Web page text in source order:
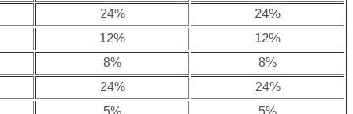
24%
24%
12%
12%
8%
8%
24%
24%
5%
5%